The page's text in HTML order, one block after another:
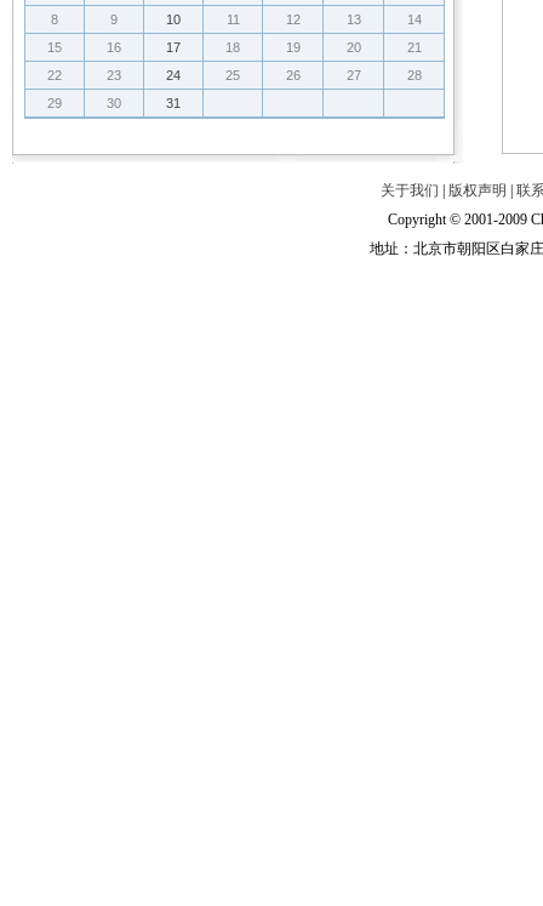
8
9 10 11 12 13
14
15
16 17 18 19 20
21
22
23 24 25 26 27
28
29
30 31
关于我们 版权声明
联
Copyright © 2001-2009
地址：北京市朝阳区白家